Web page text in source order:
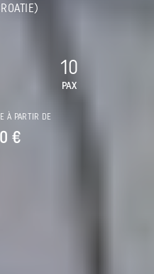
10
PAX
À PARTIR DE
€